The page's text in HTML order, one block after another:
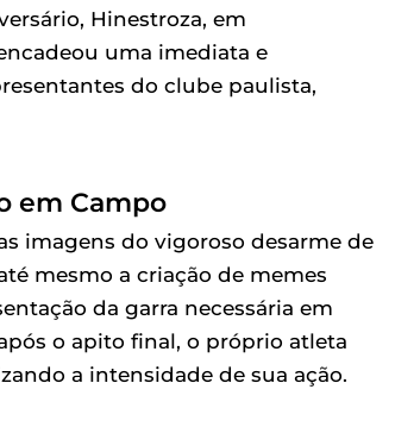
Hinestroza, em
uma imediata e
do clube paulista,
em Campo
imagens do vigoroso desarme de
mesmo a criação de memes
da garra necessária em
o apito final, o próprio atleta
a intensidade de sua ação.